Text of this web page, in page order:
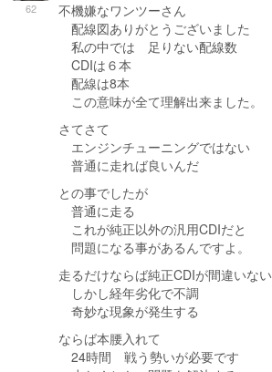
62
不機嫌なワンツーさん
配線図ありがとうございました
私の中では 足りない配線数
CDIは６本
配線は8本
この意味が全て理解出来ました。
さてさて
エンジンチューニングではない
普通に走れば良いんだ
との事でしたが
普通に走る
これが純正以外の汎用CDIだと
問題になる事があるんですよ。
走るだけならば純正CDIが間違いない
しかし経年劣化で不調
奇妙な現象が発生する
ならば本腰入れて
24時間 戦う勢いが必要です